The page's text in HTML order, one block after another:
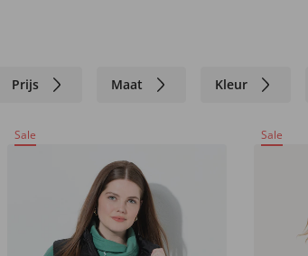
Prijs Maat Kleur
Sale Sale